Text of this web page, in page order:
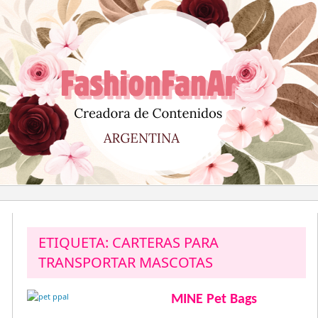
al
contenido
ETIQUETA: CARTERAS PARA
TRANSPORTAR MASCOTAS
MINE Pet Bags